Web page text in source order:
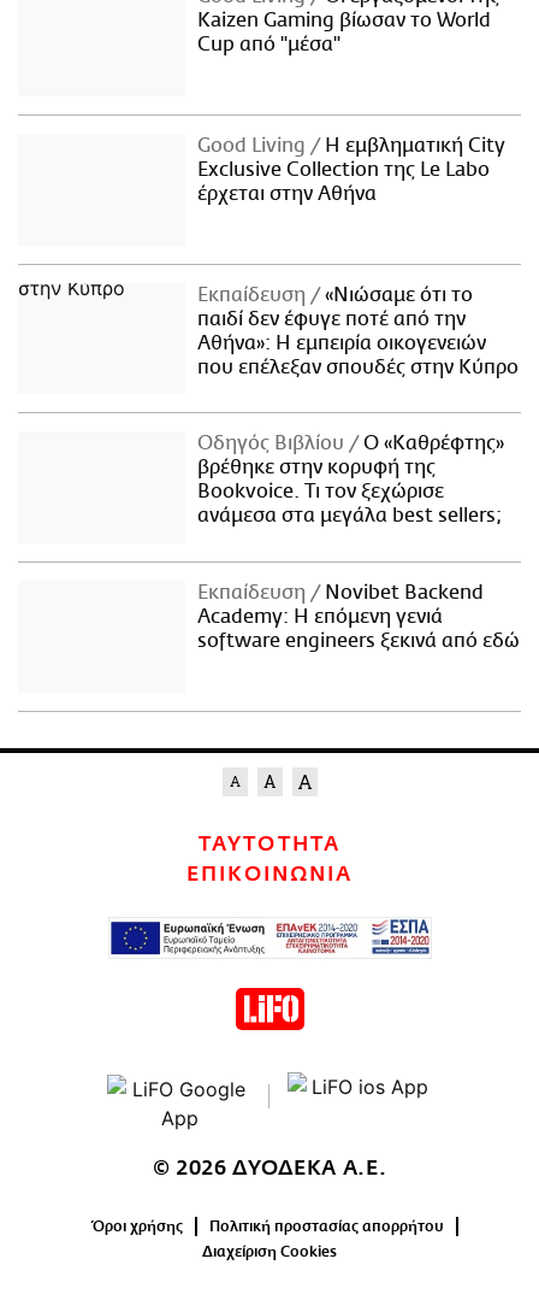
Kaizen Gaming βίωσαν το World
Cup από "μέσα"
Good Living
Η εμβληματική City
Exclusive Collection της Le Labo
έρχεται στην Αθήνα
Εκπαίδευση
«Νιώσαμε ότι το
παιδί δεν έφυγε ποτέ από την
Αθήνα»: Η εμπειρία οικογενειών
που επέλεξαν σπουδές στην Κύπρο
Οδηγός Βιβλίου
Ο «Καθρέφτης»
βρέθηκε στην κορυφή της
Bookvoice. Τι τον ξεχώρισε
ανάμεσα στα μεγάλα best sellers;
Εκπαίδευση
Novibet Backend
Academy: Η επόμενη γενιά
software engineers ξεκινά από εδώ
ΤΑΥΤΟΤΗΤΑ
ΕΠΙΚΟΙΝΩΝΙΑ
© 2026 ΔΥΟΔΕΚΑ Α.Ε.
Όροι χρήσης
Πολιτική προστασίας απορρήτου
Διαχείριση Cookies